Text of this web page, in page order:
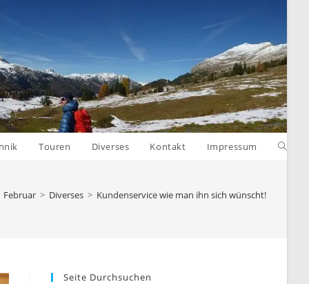
Touren Diverses Kontakt Impressum
Februar > Diverses > Kundenservice wie man ihn sich wünscht!
Seite Durchsuchen